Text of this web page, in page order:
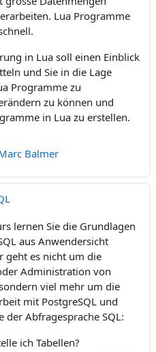
Lua Programme
in Lua soll einen Einblick
und Sie in die Lage
Programme zu
zu können und
in Lua zu erstellen.
Balmer
lernen Sie die Grundlagen
aus Anwendersicht
geht es nicht um die
Administration von
viel mehr um die
mit PostgreSQL und
der Abfragesprache SQL:
ich Tabellen?